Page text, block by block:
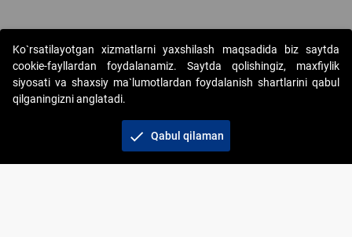
Copyright © 2017-2026. "Elektron onlayn-auksionlarni tashkil etish"
AJ. Barcha huquqlar himoyalangan
+998 71 202-21-11
Ko`rsatilayotgan xizmatlarni yaxshilash maqsadida biz saytda
cookie-fayllardan foydalanamiz. Saytda qolishingiz, maxfiylik
siyosati va shaxsiy ma`lumotlardan foydalanish shartlarini qabul
qilganingizni anglatadi.
check Qabul qilaman